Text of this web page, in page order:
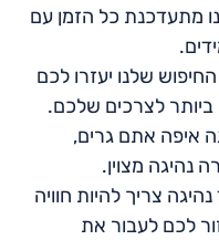
מתעדכנת כל הזמן עם
שלנו יעזרו לכם
לצרכים שלכם.
איפה אתם גרים,
נהיגה מצוין.
צריך להיות חוויה
לכם לעבור את